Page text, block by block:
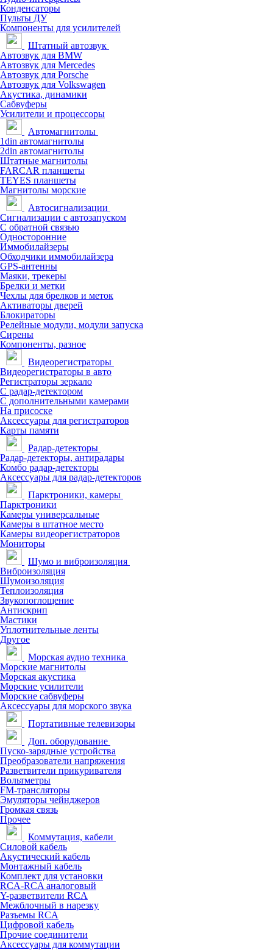
Конденсаторы
Пульты ДУ
Компоненты для усилителей
Штатный автозвук
Автозвук для BMW
Автозвук для Mercedes
Автозвук для Porsche
Автозвук для Volkswagen
Акустика, динамики
Сабвуферы
Усилители и процессоры
Автомагнитолы
1din автомагнитолы
2din автомагнитолы
Штатные магнитолы
FARCAR планшеты
TEYES планшеты
Магнитолы морские
Автосигнализации
Сигнализации с автозапуском
С обратной связью
Односторонние
Иммобилайзеры
Обходчики иммобилайзера
GPS-антенны
Маяки, трекеры
Брелки и метки
Чехлы для брелков и меток
Активаторы дверей
Блокираторы
Релейные модули, модули запуска
Сирены
Компоненты, разное
Видеорегистраторы
Видеорегистраторы в авто
Регистраторы зеркало
С радар-детектором
С дополнительными камерами
На присоске
Аксессуары для регистраторов
Карты памяти
Радар-детекторы
Радар-детекторы, антирадары
Комбо радар-детекторы
Аксессуары для радар-детекторов
Парктроники, камеры
Парктроники
Камеры универсальные
Камеры в штатное место
Камеры видеорегистраторов
Мониторы
Шумо и виброизоляция
Виброизоляция
Шумоизоляция
Теплоизоляция
Звукопоглощение
Антискрип
Мастики
Уплотнительные ленты
Другое
Морская аудио техника
Морские магнитолы
Морская акустика
Морские усилители
Морские сабвуферы
Аксессуары для морского звука
Портативные телевизоры
Доп. оборудование
Пуско-зарядные устройства
Преобразователи напряжения
Разветвители прикуривателя
Вольтметры
FM-трансляторы
Эмуляторы чейнджеров
Громкая связь
Прочее
Коммутация, кабели
Силовой кабель
Акустический кабель
Монтажный кабель
Комплект для установки
RCA-RCA аналоговый
Y-разветвители RCA
Межблочный в нарезку
Разъемы RCA
Цифровой кабель
Прочие соединители
Аксессуары для коммутации